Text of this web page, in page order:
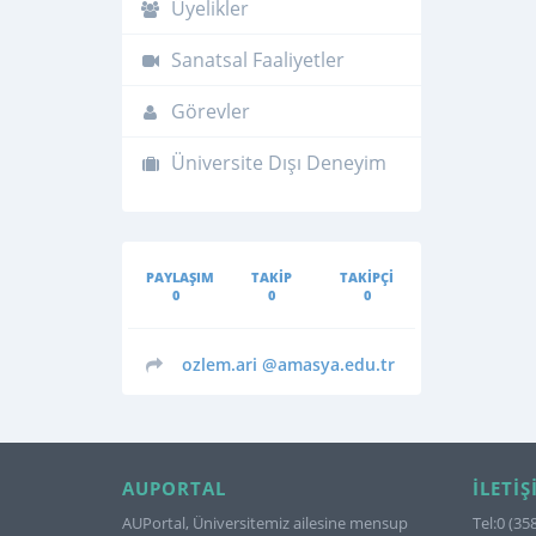
Üyelikler
Sanatsal Faaliyetler
Görevler
Üniversite Dışı Deneyim
PAYLAŞIM
0
TAKIP
0
TAKIPÇI
0
ozlem.ari @amasya.edu.tr
AUPORTAL
AUPortal, Üniversitemiz ailesine mensup
Tel:0